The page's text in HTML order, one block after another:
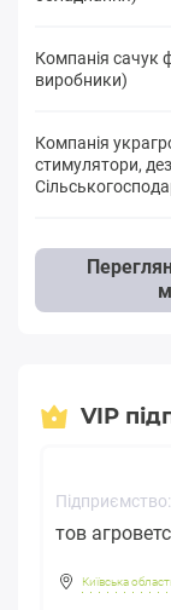
Компанія сачук
виробники)
Компанія
стимулятори,
VIP
Підприємство:
тов
Київська